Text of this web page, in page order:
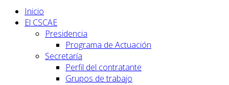
Inicio
El CSCAE
Presidencia
Programa de Actuación
Secretaría
Perfil del contratante
Grupos de trabajo